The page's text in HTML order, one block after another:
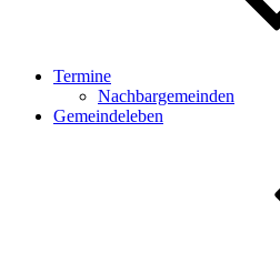
Termine
Nachbargemeinden
Gemeindeleben